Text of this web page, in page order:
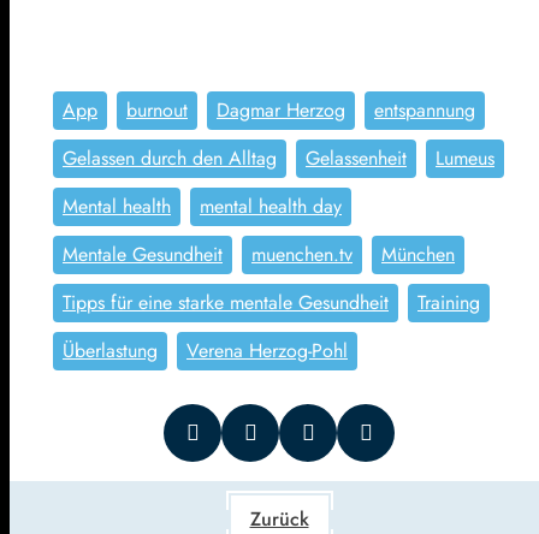
App burnout Dagmar Herzog
entspannung
Gelassen durch den Alltag
Gelassenheit
Lumeus
Mental health
mental health day
Mentale Gesundheit
muenchen.tv
München
Tipps für eine starke mentale Gesundheit
Training
Überlastung
Verena Herzog-Pohl
Zurück